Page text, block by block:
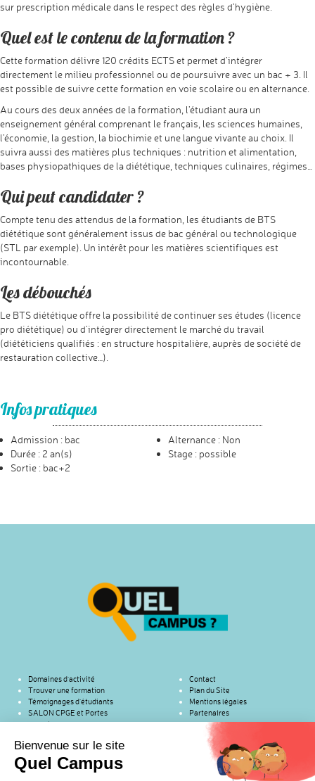
sur prescription médicale dans le respect des règles d’hygiène.
Quel est le contenu de la formation ?
Cette formation délivre 120 crédits ECTS et permet d’intégrer
directement le milieu professionnel ou de poursuivre avec un bac + 3. Il
est possible de suivre cette formation en voie scolaire ou en alternance.
Au cours des deux années de la formation, l’étudiant aura un
enseignement général comprenant le français, les sciences humaines,
l’économie, la gestion, la biochimie et une langue vivante au choix. Il
suivra aussi des matières plus techniques : nutrition et alimentation,
bases physiopathiques de la diététique, techniques culinaires, régimes…
Qui peut candidater ?
Compte tenu des attendus de la formation, les étudiants de BTS
diététique sont généralement issus de bac général ou technologique
(STL par exemple). Un intérêt pour les matières scientifiques est
incontournable.
Les débouchés
Le BTS diététique offre la possibilité de continuer ses études (licence
pro diététique) ou d’intégrer directement le marché du travail
(diététiciens qualifiés : en structure hospitalière, auprès de société de
restauration collective…).
Infos pratiques
Admission : bac
Durée : 2 an(s)
Sortie : bac+2
Alternance : Non
Stage : possible
Domaines d’activité
Trouver une formation
Témoignages d’étudiants
SALON CPGE et Portes
ouvertes
Contact
Plan du Site
Mentions légales
Partenaires